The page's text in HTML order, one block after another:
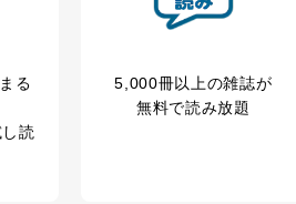
までご連絡ください。
る
読
5,000冊以上の雑誌が
無料で読み放題